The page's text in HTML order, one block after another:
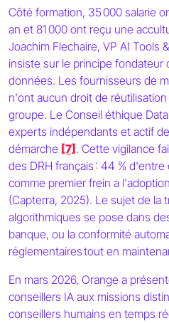
Côté formation, 35 000 salarie
an et 81 000 ont reçu une
Joachim Flechaire, VP AI Tools
insiste sur le principe fondateur
données. Les fournisseurs de
n'ont aucun droit de
groupe. Le Conseil éthique
experts indépendants et actif
démarche [7] . Cette vigilance
des DRH français : 44 %
comme premier frein a
(Capterra, 2025). Le sujet de la
algorithmiques se pose dans
banque, ou la conformité
réglementaires tout en
En mars 2026, Orange a
conseillers IA aux missions
conseillers humains en temps